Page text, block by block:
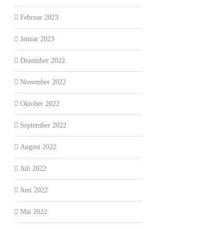
Februar 2023
Januar 2023
Dezember 2022
November 2022
Oktober 2022
September 2022
August 2022
Juli 2022
Juni 2022
Mai 2022